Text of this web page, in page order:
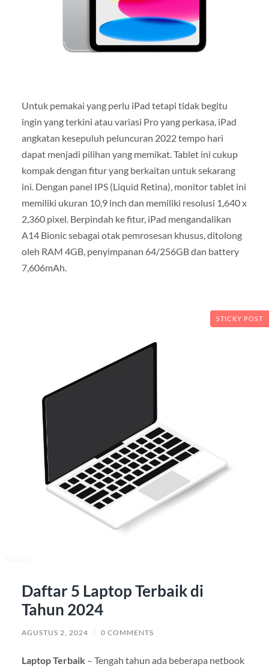
Untuk pemakai yang perlu iPad tetapi tidak begitu
ingin yang terkini atau variasi Pro yang perkasa, iPad
angkatan kesepuluh peluncuran 2022 tempo hari
dapat menjadi pilihan yang memikat. Tablet ini cukup
kompak dengan fitur yang berkaitan untuk sekarang
ini. Dengan panel IPS (Liquid Retina), monitor tablet ini
memiliki ukuran 10,9 inch dan memiliki resolusi 1,640 x
2,360 pixel. Berpindah ke fitur, iPad mengandalikan
A14 Bionic sebagai otak pemrosesan khusus, ditolong
oleh RAM 4GB, penyimpanan 64/256GB dan battery
7,606mAh.
STICKY POST
Daftar 5 Laptop Terbaik di
Tahun 2024
AGUSTUS 2, 2024 / 0 COMMENTS
Laptop Terbaik – Tengah tahun ada beberapa netbook